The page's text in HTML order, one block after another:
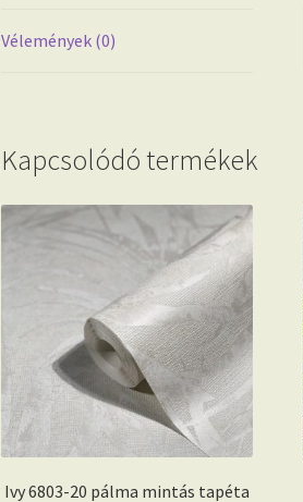
Vélemények (0)
Kapcsolódó termékek
Ivy 6803-20 pálma mintás tapéta